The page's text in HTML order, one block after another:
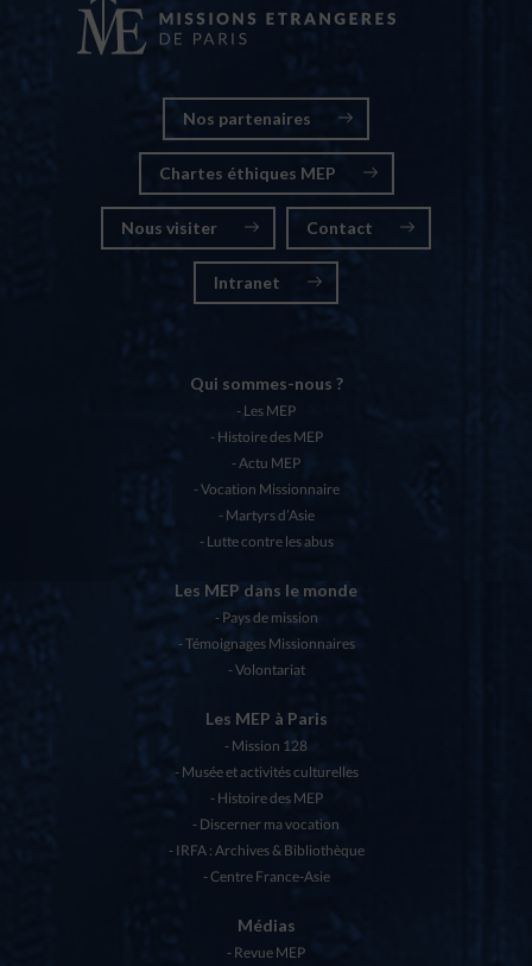
Nos partenaires
Chartes éthiques MEP
Nous visiter Contact
Intranet
Qui sommes-nous ?
Les MEP
Histoire des MEP
Actu MEP
Vocation Missionnaire
Martyrs d’Asie
Lutte contre les abus
Les MEP dans le monde
Pays de mission
Témoignages Missionnaires
Volontariat
Les MEP à Paris
Mission 128
Musée et activités culturelles
Histoire des MEP
Discerner ma vocation
IRFA : Archives & Bibliothèque
Centre France-Asie
Médias
Revue MEP